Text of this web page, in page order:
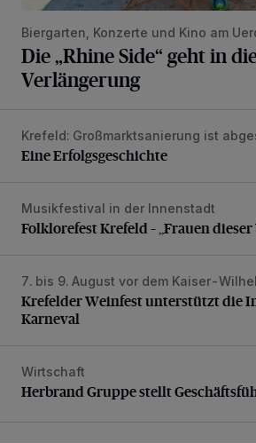
Biergarten, Konzerte und Kino am
Die „Rhine Side“ geht in
Verlängerung
Eine Erfolgsgeschichte
Krefeld: Großmarktsanierung ist
Eine Erfolgsgeschichte
Folklorefest Krefeld – „Frauen dieser
Musikfestival in der Innenstadt
Folklorefest Krefeld – „Frauen dieser
Krefelder Weinfest unterstützt die
7. bis 9. August vor dem Kaiser-
Krefelder Weinfest unterstützt die
Karneval
Herbrand Gruppe stellt
Wirtschaft
Herbrand Gruppe stellt